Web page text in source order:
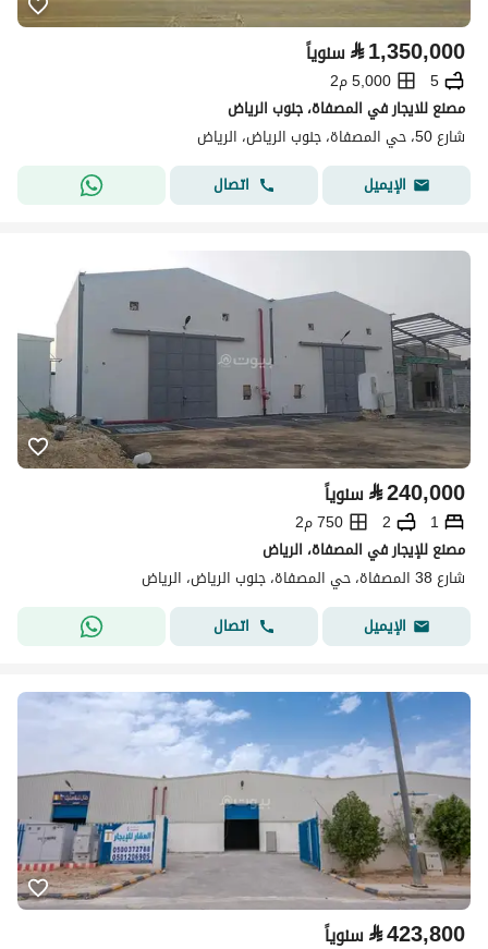
⃁1,350,000 سنوياً
5
5,000 م2
مصنع للايجار في المصفاة، جنوب الرياض
شارع 50، حي المصفاة، جنوب الرياض، الرياض
الإيميل
اتصال
⃁240,000 سنوياً
1
2
750 م2
مصنع للإيجار في المصفاة، الرياض
شارع 38 المصفاة، حي المصفاة، جنوب الرياض، الرياض
الإيميل
اتصال
⃁423,800 سنوياً